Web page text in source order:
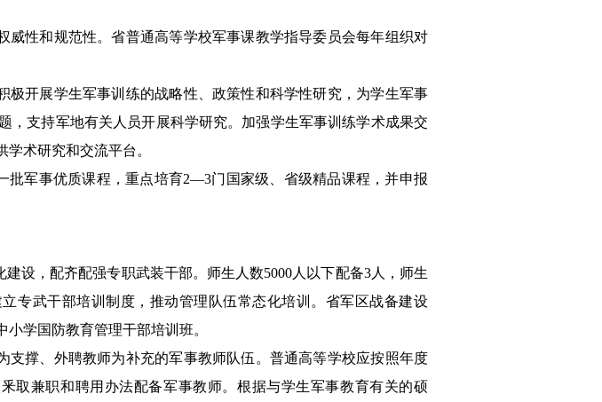
性和规范性。省普通高等学校军事课教学指导委员会每年组织对
开展学生军事训练的战略性、政策性和科学性研究，为学生军事
支持军地有关人员开展科学研究。加强学生军事训练学术成果交
术研究和交流平台。
批军事优质课程，重点培育2—3门国家级、省级精品课程，并申报
设，配齐配强专职武装干部。师生人数5000人以下配备3人，师生
专武干部培训制度，推动管理队伍常态化培训。省军区战备建设
学国防教育管理干部培训班。
撑、外聘教师为补充的军事教师队伍。普通高等学校应按照年度
取兼职和聘用办法配备军事教师。根据与学生军事教育有关的硕